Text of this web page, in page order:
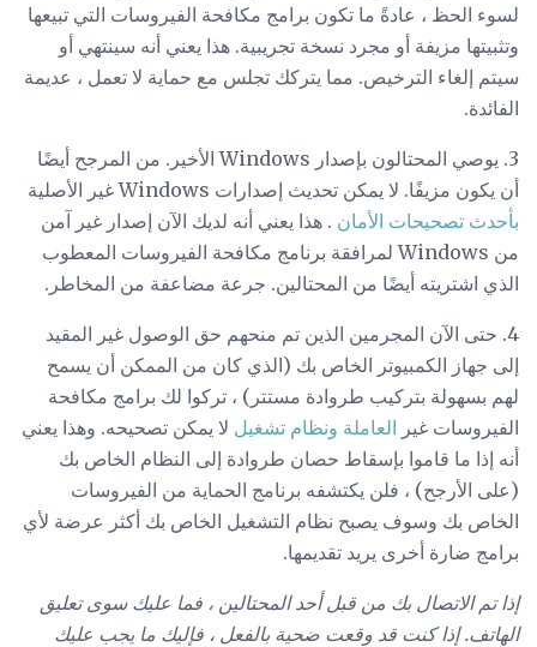
لسوء الحظ ، عادةً ما تكون برامج مكافحة الفيروسات التي تبيعها
وتثبيتها مزيفة أو مجرد نسخة تجريبية. هذا يعني أنه سينتهي أو
سيتم إلغاء الترخيص. مما يتركك تجلس مع حماية لا تعمل ، عديمة
الفائدة.
3. يوصي المحتالون بإصدار Windows الأخير. من المرجح أيضًا
أن يكون مزيفًا. لا يمكن تحديث إصدارات Windows غير الأصلية
بأحدث تصحيحات الأمان . هذا يعني أنه لديك الآن إصدار غير آمن
من Windows لمرافقة برنامج مكافحة الفيروسات المعطوب
الذي اشتريته أيضًا من المحتالين. جرعة مضاعفة من المخاطر.
4. حتى الآن المجرمين الذين تم منحهم حق الوصول غير المقيد
إلى جهاز الكمبيوتر الخاص بك (الذي كان من الممكن أن يسمح
لهم بسهولة بتركيب طروادة مستتر) ، تركوا لك برامج مكافحة
الفيروسات غير العاملة ونظام تشغيل لا يمكن تصحيحه. وهذا يعني
أنه إذا ما قاموا بإسقاط حصان طروادة إلى النظام الخاص بك
(على الأرجح) ، فلن يكتشفه برنامج الحماية من الفيروسات
الخاص بك وسوف يصبح نظام التشغيل الخاص بك أكثر عرضة لأي
برامج ضارة أخرى يريد تقديمها.
إذا تم الاتصال بك من قبل أحد المحتالين ، فما عليك سوى تعليق
الهاتف. إذا كنت قد وقعت ضحية بالفعل ، فإليك ما يجب عليك